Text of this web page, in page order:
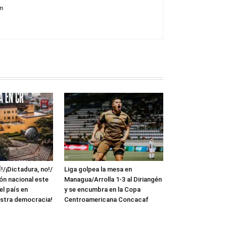
¡Dictadura, no!/
nacional este
país en
democracia!
Liga golpea la mesa en
Managua/Arrolla 1-3 al Diriangén
y se encumbra en la Copa
Centroamericana Concacaf